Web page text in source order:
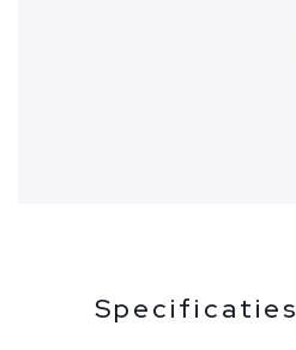
Specificaties